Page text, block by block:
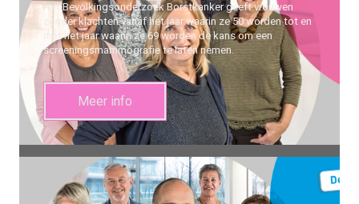
Het Bevolkingsonderzoek Borstkanker geeft vrouwen
zonder klachten vanaf het jaar waarin ze 50 worden tot en
met het jaar waarin ze 69 worden de kans om een
screeningsmammografie te laten nemen.
Meer info